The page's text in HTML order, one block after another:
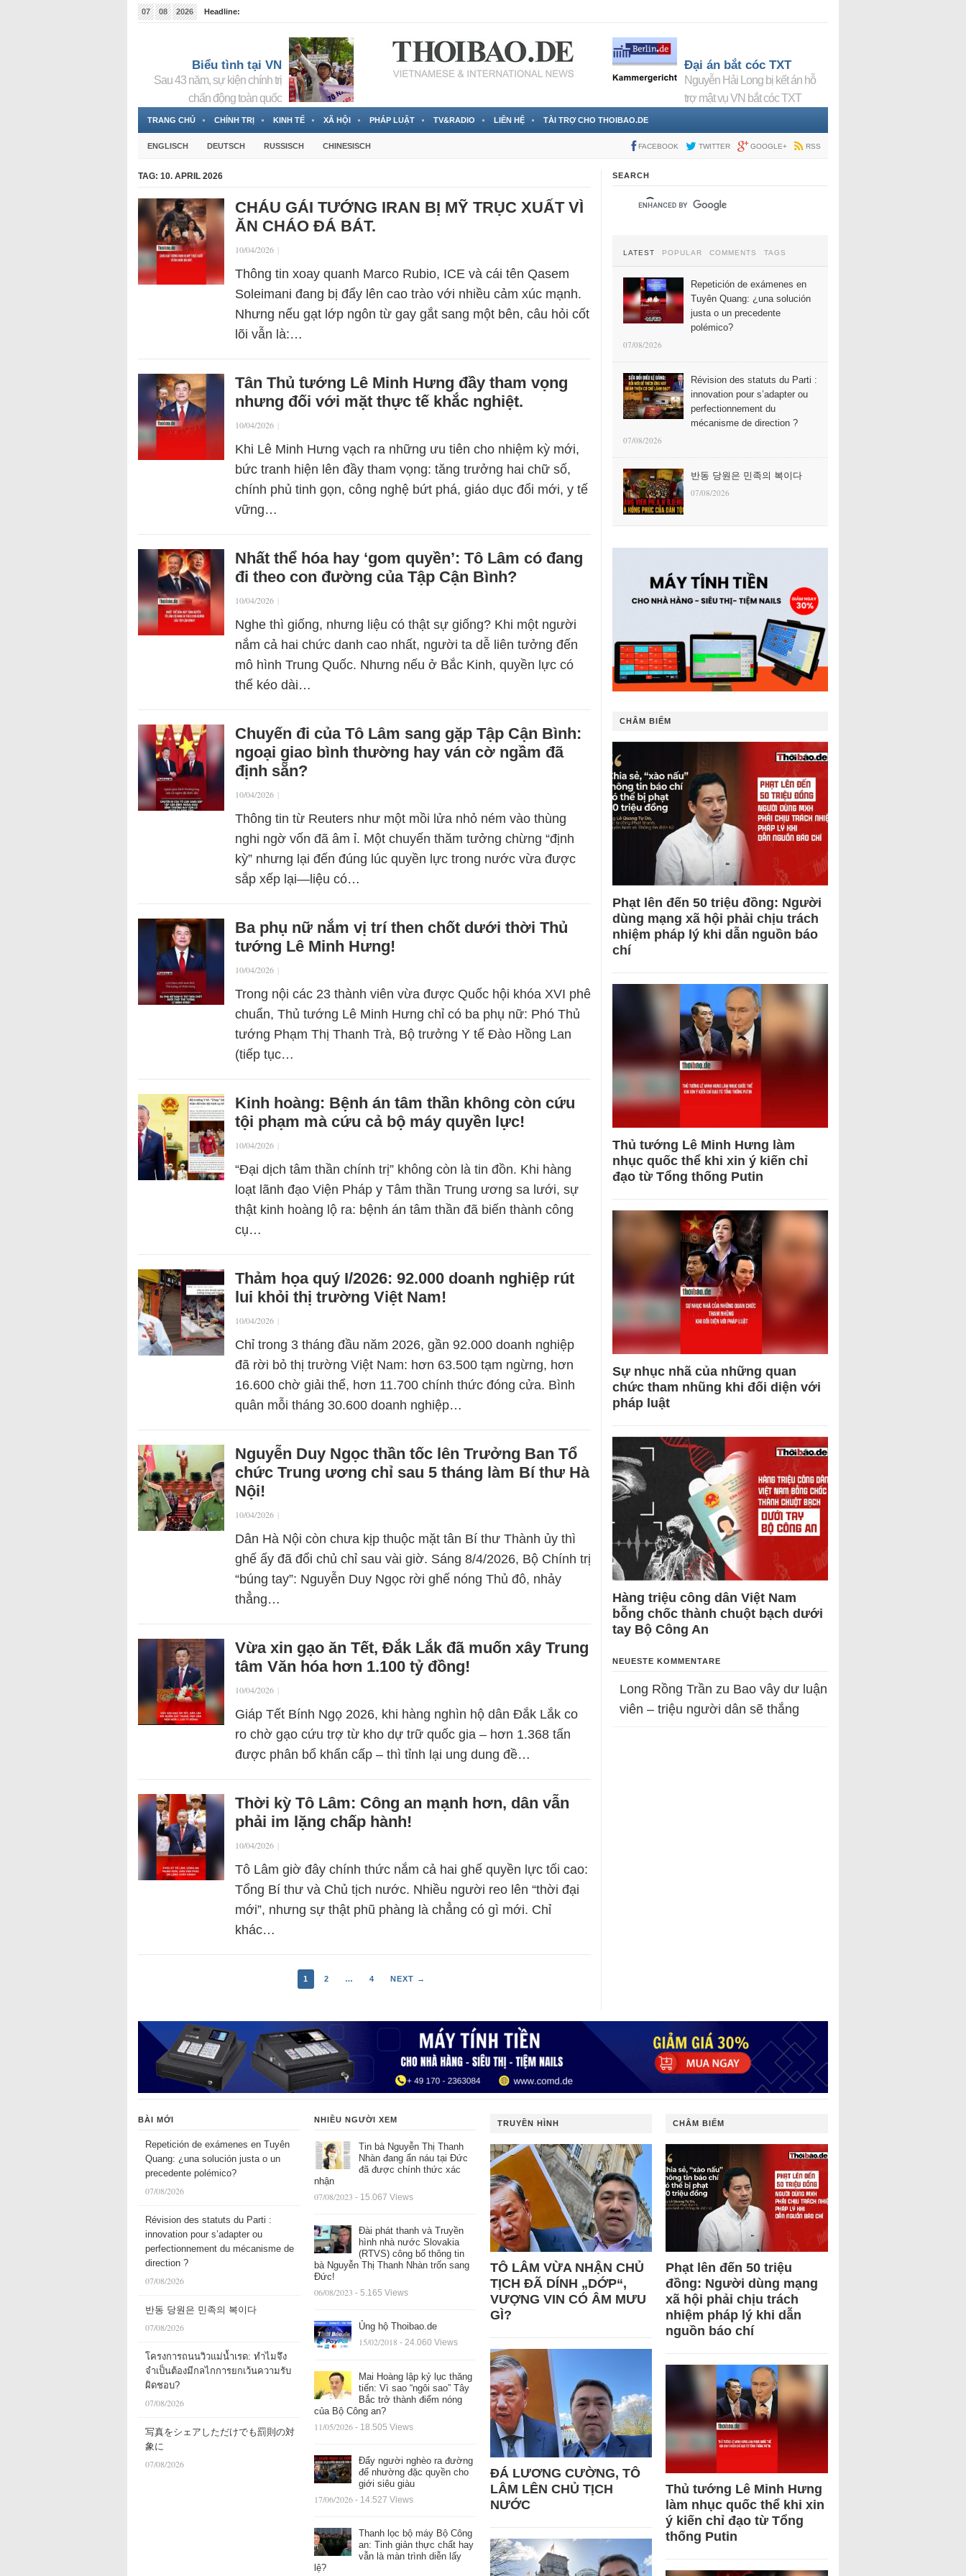
07 08 2026
Headline:
Biểu tình tại VN
Sau 43 năm, sự kiện chính trị
chấn động toàn quốc
Đại án bắt cóc TXT
Nguyễn Hải Long bị kết án hỗ
trợ mật vụ VN bắt cóc TXT
TRANG CHỦ CHÍNH TRỊ KINH TẾ XÃ HỘI PHÁP LUẬT TV&RADIO LIÊN HỆ TÀI TRỢ CHO THOIBAO.DE
ENGLISCH DEUTSCH RUSSISCH CHINESISCH FACEBOOK TWITTER GOOGLE+ RSS
TAG: 10. APRIL 2026
CHÁU GÁI TƯỚNG IRAN BỊ MỸ TRỤC XUẤT VÌ
ĂN CHÁO ĐÁ BÁT.
10/04/2026 |
Thông tin xoay quanh Marco Rubio, ICE và cái tên Qasem
Soleimani đang bị đẩy lên cao trào với nhiều cảm xúc mạnh.
Nhưng nếu gạt lớp ngôn từ gay gắt sang một bên, câu hỏi cốt
lõi vẫn là:…
Tân Thủ tướng Lê Minh Hưng đầy tham vọng
nhưng đối với mặt thực tế khắc nghiệt.
10/04/2026 |
Khi Lê Minh Hưng vạch ra những ưu tiên cho nhiệm kỳ mới,
bức tranh hiện lên đầy tham vọng: tăng trưởng hai chữ số,
chính phủ tinh gọn, công nghệ bứt phá, giáo dục đổi mới, y tế
vững…
Nhất thể hóa hay ‘gom quyền’: Tô Lâm có đang
đi theo con đường của Tập Cận Bình?
10/04/2026 |
Nghe thì giống, nhưng liệu có thật sự giống? Khi một người
nắm cả hai chức danh cao nhất, người ta dễ liên tưởng đến
mô hình Trung Quốc. Nhưng nếu ở Bắc Kinh, quyền lực có
thể kéo dài…
Chuyến đi của Tô Lâm sang gặp Tập Cận Bình:
ngoại giao bình thường hay ván cờ ngầm đã
định sẵn?
10/04/2026 |
Thông tin từ Reuters như một mồi lửa nhỏ ném vào thùng
nghi ngờ vốn đã âm ỉ. Một chuyến thăm tưởng chừng “định
kỳ” nhưng lại đến đúng lúc quyền lực trong nước vừa được
sắp xếp lại—liệu có…
Ba phụ nữ nắm vị trí then chốt dưới thời Thủ
tướng Lê Minh Hưng!
10/04/2026 |
Trong nội các 23 thành viên vừa được Quốc hội khóa XVI phê
chuẩn, Thủ tướng Lê Minh Hưng chỉ có ba phụ nữ: Phó Thủ
tướng Phạm Thị Thanh Trà, Bộ trưởng Y tế Đào Hồng Lan
(tiếp tục…
Kinh hoàng: Bệnh án tâm thần không còn cứu
tội phạm mà cứu cả bộ máy quyền lực!
10/04/2026 |
“Đại dịch tâm thần chính trị” không còn là tin đồn. Khi hàng
loạt lãnh đạo Viện Pháp y Tâm thần Trung ương sa lưới, sự
thật kinh hoàng lộ ra: bệnh án tâm thần đã biến thành công
cụ…
Thảm họa quý I/2026: 92.000 doanh nghiệp rút
lui khỏi thị trường Việt Nam!
10/04/2026 |
Chỉ trong 3 tháng đầu năm 2026, gần 92.000 doanh nghiệp
đã rời bỏ thị trường Việt Nam: hơn 63.500 tạm ngừng, hơn
16.600 chờ giải thể, hơn 11.700 chính thức đóng cửa. Bình
quân mỗi tháng 30.600 doanh nghiệp…
Nguyễn Duy Ngọc thần tốc lên Trưởng Ban Tổ
chức Trung ương chỉ sau 5 tháng làm Bí thư Hà
Nội!
10/04/2026 |
Dân Hà Nội còn chưa kịp thuộc mặt tân Bí thư Thành ủy thì
ghế ấy đã đổi chủ chỉ sau vài giờ. Sáng 8/4/2026, Bộ Chính trị
“búng tay”: Nguyễn Duy Ngọc rời ghế nóng Thủ đô, nhảy
thẳng…
Vừa xin gạo ăn Tết, Đắk Lắk đã muốn xây Trung
tâm Văn hóa hơn 1.100 tỷ đồng!
10/04/2026 |
Giáp Tết Bính Ngọ 2026, khi hàng nghìn hộ dân Đắk Lắk co
ro chờ gạo cứu trợ từ kho dự trữ quốc gia – hơn 1.368 tấn
được phân bổ khẩn cấp – thì tỉnh lại ung dung đề…
Thời kỳ Tô Lâm: Công an mạnh hơn, dân vẫn
phải im lặng chấp hành!
10/04/2026 |
Tô Lâm giờ đây chính thức nắm cả hai ghế quyền lực tối cao:
Tổng Bí thư và Chủ tịch nước. Nhiều người reo lên “thời đại
mới”, nhưng sự thật phũ phàng là chẳng có gì mới. Chỉ
khác…
1 2 … 4 NEXT →
SEARCH
LATEST POPULAR COMMENTS TAGS
Repetición de exámenes en
Tuyên Quang: ¿una solución
justa o un precedente
polémico?
07/08/2026
Révision des statuts du Parti :
innovation pour s’adapter ou
perfectionnement du
mécanisme de direction ?
07/08/2026
반동 당원은 민족의 복이다
07/08/2026
CHÂM BIẾM
Phạt lên đến 50 triệu đồng: Người
dùng mạng xã hội phải chịu trách
nhiệm pháp lý khi dẫn nguồn báo
chí
Thủ tướng Lê Minh Hưng làm
nhục quốc thể khi xin ý kiến chỉ
đạo từ Tổng thống Putin
Sự nhục nhã của những quan
chức tham nhũng khi đối diện với
pháp luật
Hàng triệu công dân Việt Nam
bỗng chốc thành chuột bạch dưới
tay Bộ Công An
NEUESTE KOMMENTARE
Long Rồng Trần zu Bao vây dư luận
viên – triệu người dân sẽ thắng
BÀI MỚI
Repetición de exámenes en Tuyên
Quang: ¿una solución justa o un
precedente polémico?
07/08/2026
Révision des statuts du Parti :
innovation pour s’adapter ou
perfectionnement du mécanisme de
direction ?
07/08/2026
반동 당원은 민족의 복이다
07/08/2026
โครงการถนนวิวแม่น้ำเรด: ทำไมจึง
จำเป็นต้องมีกลไกการยกเว้นความรับ
ผิดชอบ?
07/08/2026
写真をシェアしただけでも罰則の対
象に
07/08/2026
NHIỀU NGƯỜI XEM
Tin bà Nguyễn Thị Thanh
Nhàn đang ẩn náu tại Đức
đã được chính thức xác
nhận
07/08/2023 - 15.067 Views
Đài phát thanh và Truyền
hình nhà nước Slovakia
(RTVS) công bố thông tin
bà Nguyễn Thị Thanh Nhàn trốn sang
Đức!
06/08/2023 - 5.165 Views
Ủng hộ Thoibao.de
15/02/2018 - 24.060 Views
Mai Hoàng lập kỷ lục thăng
tiến: Vì sao “ngôi sao” Tây
Bắc trở thành điểm nóng
của Bộ Công an?
11/05/2026 - 18.505 Views
Đẩy người nghèo ra đường
để nhường đặc quyền cho
giới siêu giàu
17/06/2026 - 14.527 Views
Thanh lọc bộ máy Bộ Công
an: Tinh giản thực chất hay
vẫn là màn trình diễn lấy
lệ?
TRUYỀN HÌNH
TÔ LÂM VỪA NHẬN CHỦ
TỊCH ĐÃ DÍNH „DỚP“,
VƯỢNG VIN CÓ ÂM MƯU
GÌ?
ĐÁ LƯƠNG CƯỜNG, TÔ
LÂM LÊN CHỦ TỊCH
NƯỚC
CHÂM BIẾM
Phạt lên đến 50 triệu
đồng: Người dùng mạng
xã hội phải chịu trách
nhiệm pháp lý khi dẫn
nguồn báo chí
Thủ tướng Lê Minh Hưng
làm nhục quốc thể khi xin
ý kiến chỉ đạo từ Tổng
thống Putin